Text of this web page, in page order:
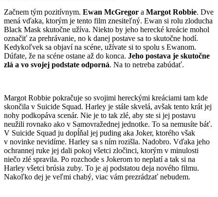
Začnem tým pozitívnym. Ewan McGregor a Margot Robbie. Dve
mená vďaka, ktorým je tento film znesiteľný. Ewan si rolu zloducha
Black Mask skutočne užíva. Niekto by jeho herecké kreácie mohol
označiť za prehrávanie, no k danej postave sa to skutočne hodí.
Kedykoľvek sa objaví na scéne, užívate si to spolu s Ewanom.
Dúfate, že na scéne ostane až do konca. Jeho postava je skutočne
zlá a vo svojej podstate odporná. Na to netreba zabúdať.
Margot Robbie pokračuje so svojimi hereckými kreáciami tam kde
skončila v Suicide Squad. Harley je stále skvelá, avšak tento krát jej
nohy podkopáva scenár. Nie je to tak zlé, aby ste si jej postavu
neužili rovnako ako v Samovražednej jednotke. To sa nemusíte báť.
V Suicide Squad ju dopĺňal jej puding aka Joker, ktorého však
v novinke nevidíme. Harley sa s ním rozišla. Nadobro. Vďaka jeho
ochrannej ruke jej dali pokoj všetci zločinci, ktorým v minulosti
niečo zlé spravila. Po rozchode s Jokerom to neplatí a tak si na
Harley všetci brúsia zuby. To je aj podstatou deja nového filmu.
Nakoľko dej je veľmi chabý, viac vám prezrádzať nebudem.